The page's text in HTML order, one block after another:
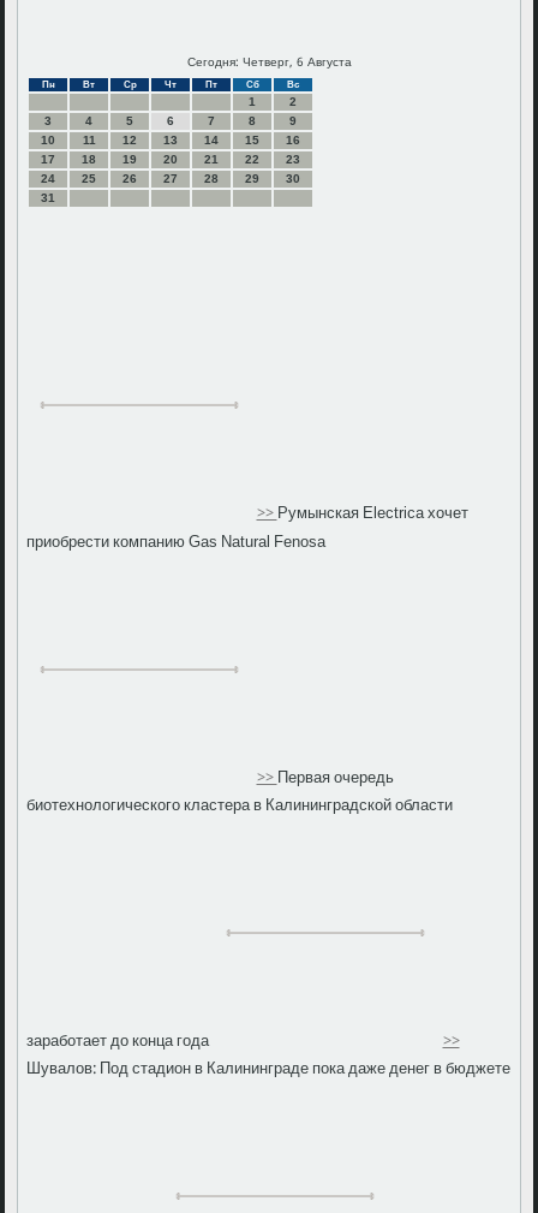
Сегодня: Четверг, 6 Августа
Пн Вт Ср Чт Пт Сб Вс
1
2
3
4 5 6 7 8
9
10
11 12 13 14 15
16
17
18 19 20 21 22
23
24
25 26 27 28 29
30
31
>>Румынская Electrica хочет
приобрести компанию Gas Natural Fenosa
>>Первая очередь
биотехнологического кластера в Калининградской области
заработает до конца года
>>
Шувалов: Под стадион в Калининграде пока даже денег в бюджете